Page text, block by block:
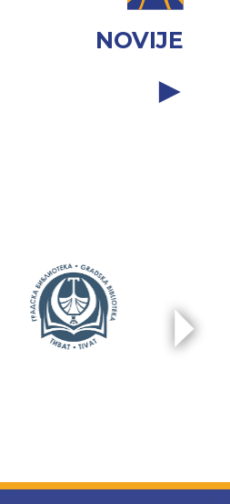
NOVIJE